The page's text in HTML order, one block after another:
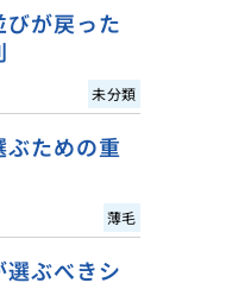
が戻った
未分類
ぶための重
薄毛
ぶべきシ